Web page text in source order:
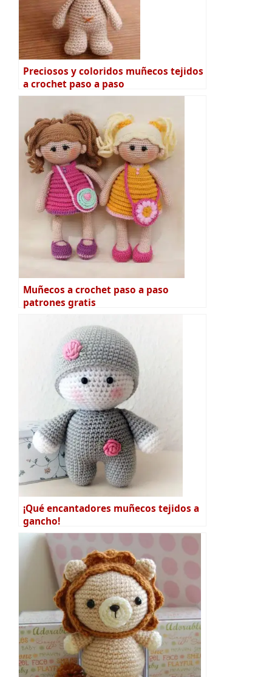
Preciosos y coloridos muñecos tejidos
a crochet paso a paso
Muñecos a crochet paso a paso
patrones gratis
¡Qué encantadores muñecos tejidos a
gancho!